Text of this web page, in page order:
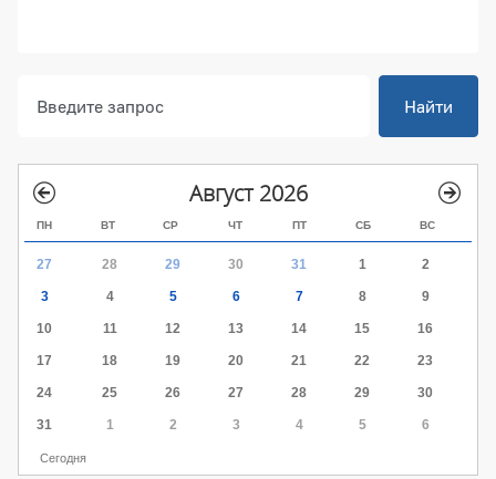
Найти
Август 2026
ПН ВТ СР ЧТ ПТ СБ ВС
27 28 29 30 31 1 2
3 4 5 6 7 8 9
10 11 12 13 14 15 16
17 18 19 20 21 22 23
24 25 26 27 28 29 30
31 1 2 3 4 5 6
Сегодня